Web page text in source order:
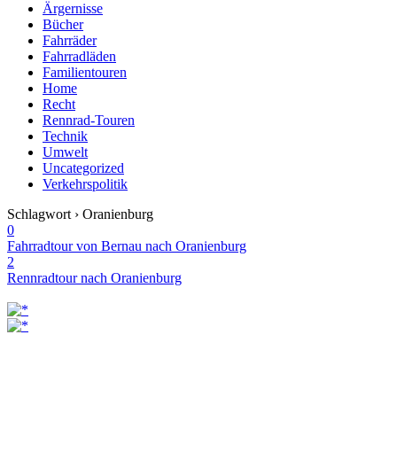
Ärgernisse
Bücher
Fahrräder
Fahrradläden
Familientouren
Home
Recht
Rennrad-Touren
Technik
Umwelt
Uncategorized
Verkehrspolitik
Schlagwort › Oranienburg
0
Fahrradtour von Bernau nach Oranienburg
2
Rennradtour nach Oranienburg